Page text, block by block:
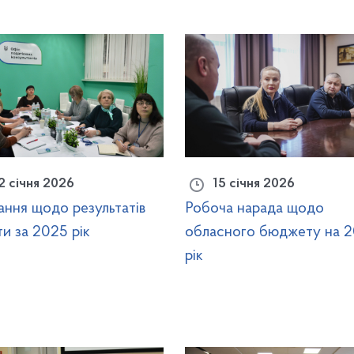
січня 2026
щодо результатів
за 2025 рік
15 січня 2026
Робоча нарада щодо
обласного бюджету на
рік